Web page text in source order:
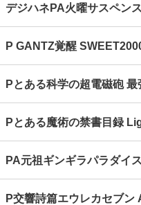
デジハネPA火曜サスペン
P GANTZ覚醒
Pとある科学の超電磁砲
Pとある魔術の禁書目録
PA元祖ギンギラパラダイ
P交響詩篇エウレカセブン